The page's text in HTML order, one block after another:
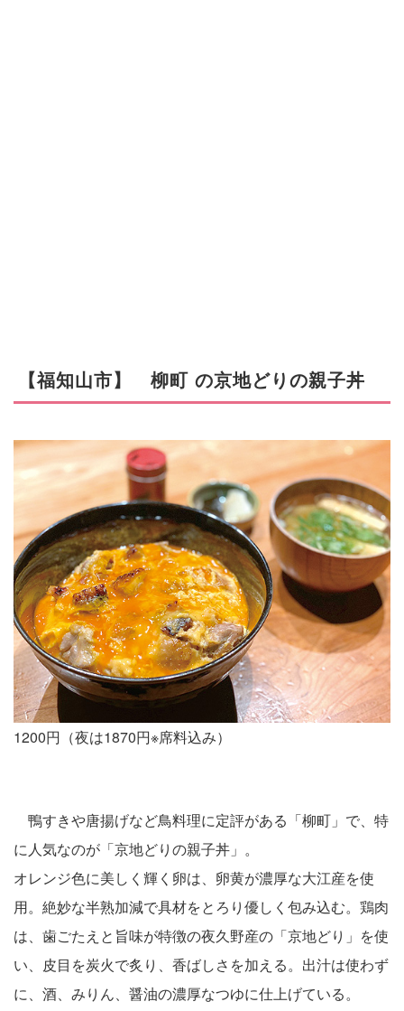
【福知山市】 柳町 の京地どりの親子丼
1200円（夜は1870円※席料込み）
鴨すきや唐揚げなど鳥料理に定評がある「柳町」で、特
に人気なのが「京地どりの親子丼」。
オレンジ色に美しく輝く卵は、卵黄が濃厚な大江産を使
用。絶妙な半熟加減で具材をとろり優しく包み込む。鶏肉
は、歯ごたえと旨味が特徴の夜久野産の「京地どり」を使
い、皮目を炭火で炙り、香ばしさを加える。出汁は使わず
に、酒、みりん、醤油の濃厚なつゆに仕上げている。